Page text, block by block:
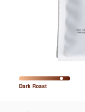
DarkRoast